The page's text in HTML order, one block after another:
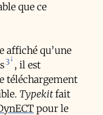
que ce
affiché qu’une
3 , il est
téléchargement
Typekitfait
pour le